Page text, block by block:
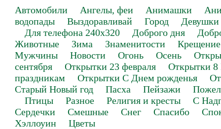
Автомобили Ангелы, феи Анимашки
водопады
Выздоравливай Город
Девушки
Для телефона 240х320
Доброго дня
Животные
Зима Знаменитости
Крещение
Мужчины
Новости Огонь Осень
сентября
Открытки 23 февраля
Открытки 8
праздникам
Открытки С Днем рожденья
Старый Новый год
Пасха Пейзажи
Птицы
Разное Религия и кресты
С
Сердечки
Смешные Снег Спасибо
Хэллоуин
Цветы